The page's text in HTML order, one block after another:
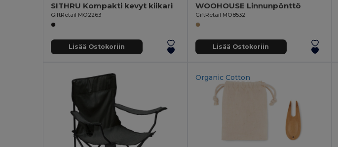
SITHRU Kompakti kevyt kiikari
GiftRetail MO2263
Lisää Ostokoriin
WOOHOUSE Linnunpönttö
GiftRetail MO8532
Lisää Ostokoriin
Organic Cotton